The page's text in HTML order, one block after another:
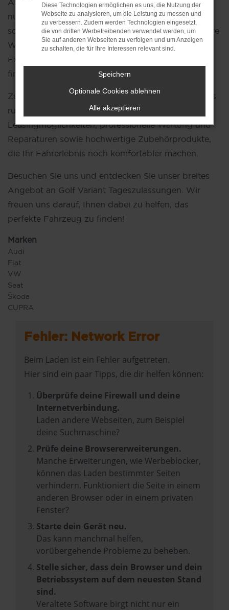
Als Ihr VW Autohaus Jahren bieten wir Ihnen nicht
nur eine große Auswahl an Tageszulassungen,
sondern auch eine individuelle Beratung, die auf Ihre
Wünsche und Bedürfnisse abgestimmt ist. Unsere
Expertise hilft Ihnen dabei, das ideale Fahrzeug zu
finden, das perfekt zu Ihrem Lebensstil passt.
Zusätzlich bieten wir Ihnen eine Vielzahl an Services
rund um VW, wie flexible Finanzierungs- und
Leasingmöglichkeiten, professionelleWartung und
Reparaturen sowie hochwertige Zubehörprodukte,
die Ihr Fahrerlebnis noch komfortabler machen.
Besuchen Sie uns und entdecken Sie unser breites
Angebot an Golf Variant Tageszulassungen. Wir
freuen uns darauf, Ihnen dabei zu helfen, das
perfekte Fahrzeug zu finden!
Marken
Audi
Fiat
VW
Seat
Škoda
CUPRA
Fehler: Network Error
Beim Laden ist ein Fehler aufgetreten.
Hier sind ein paar Tipps, die dir helfen können:
Überprüfe deine Firewall und deine
Internetverbindung.
Laden andere Webseiten, zum Beispiel
deine Suchmaschine?
Prüfe deine Browsererweiterungen.
Manche Erweiterungen, wie Werbeblocker,
können das Laden bestimmter Seiten
verhindern. Funktioniert die Seite in einem
anderen Browser oder in einem privaten
Fenster?
Starte dein Gerät neu.
Das kann manchmal helfen,
vorübergehende Probleme zu beheben.
Stelle sicher, dass dein Browser und dein
Betriebssystem auf dem neuesten Stand
sind.
Veraltete Software birgt nicht nur ein
Diese Technologien ermöglichen es uns, die Nutzung der
Webseite zu analysieren, um die Leistung zu messen und
zu verbessern. Zudem werden Technologien eingesetzt,
die von dritten Werbetreibenden verwendet werden, um
Sie auf anderen Webseiten zu verfolgen und um Anzeigen
zu schalten, die für Ihre Interessen relevant sind.
Speichern
Optionale Cookies ablehnen
Alle akzeptieren